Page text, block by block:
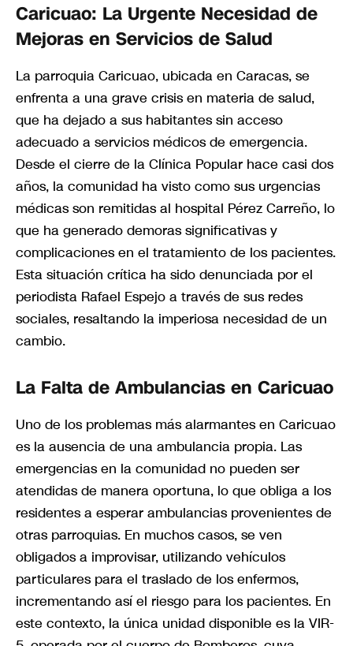
Caricuao: La Urgente Necesidad de
Mejoras en Servicios de Salud
La parroquia Caricuao, ubicada en Caracas, se
enfrenta a una grave crisis en materia de salud,
que ha dejado a sus habitantes sin acceso
adecuado a servicios médicos de emergencia.
Desde el cierre de la Clínica Popular hace casi dos
años, la comunidad ha visto como sus urgencias
médicas son remitidas al hospital Pérez Carreño, lo
que ha generado demoras significativas y
complicaciones en el tratamiento de los pacientes.
Esta situación crítica ha sido denunciada por el
periodista Rafael Espejo a través de sus redes
sociales, resaltando la imperiosa necesidad de un
cambio.
La Falta de Ambulancias en Caricuao
Uno de los problemas más alarmantes en Caricuao
es la ausencia de una ambulancia propia. Las
emergencias en la comunidad no pueden ser
atendidas de manera oportuna, lo que obliga a los
residentes a esperar ambulancias provenientes de
otras parroquias. En muchos casos, se ven
obligados a improvisar, utilizando vehículos
particulares para el traslado de los enfermos,
incrementando así el riesgo para los pacientes. En
este contexto, la única unidad disponible es la VIR-